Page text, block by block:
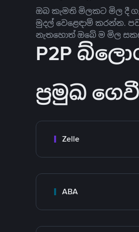
ඔබ කැමති මිලකට මිල දී
මුදල් වෙළෙඳාම් කරන්න.
නැතහොත් ඔබේ ම මිල
P2P
ප්‍රමුඛ
Zelle
ABA